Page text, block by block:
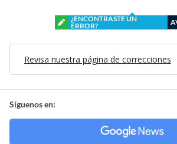
¿ENCONTRASTE UN
ERROR?
Revisa nuestra página de correcciones
Síguenos en: